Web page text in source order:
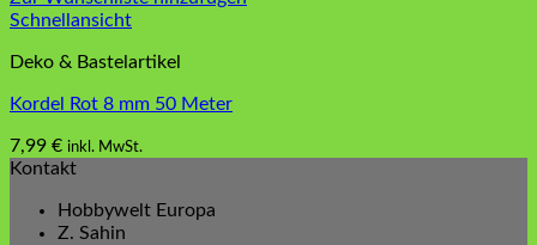
Schnellansicht
Deko & Bastelartikel
Kordel Rot 8 mm 50 Meter
7,99 € inkl. MwSt.
Kontakt
Hobbywelt Europa
Z. Sahin